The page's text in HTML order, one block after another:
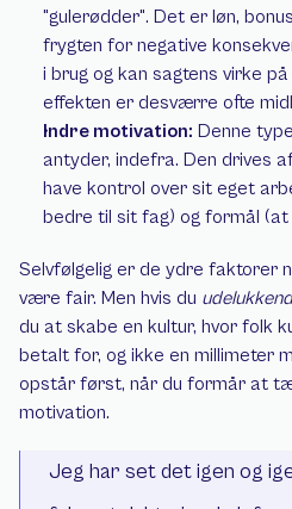
"gulerødder". Det er løn,
frygten for negative
i brug og kan sagtens virke
effekten er desværre ofte
Indre motivation: Denne
antyder, indefra. Den drives
have kontrol over sit eget
bedre til sit fag) og formål
Selvfølgelig er de ydre faktorer
være fair. Men hvis du
du at skabe en kultur, hvor folk
betalt for, og ikke en millimeter
opstår først, når du formår at
motivation.
Jeg har set det igen og